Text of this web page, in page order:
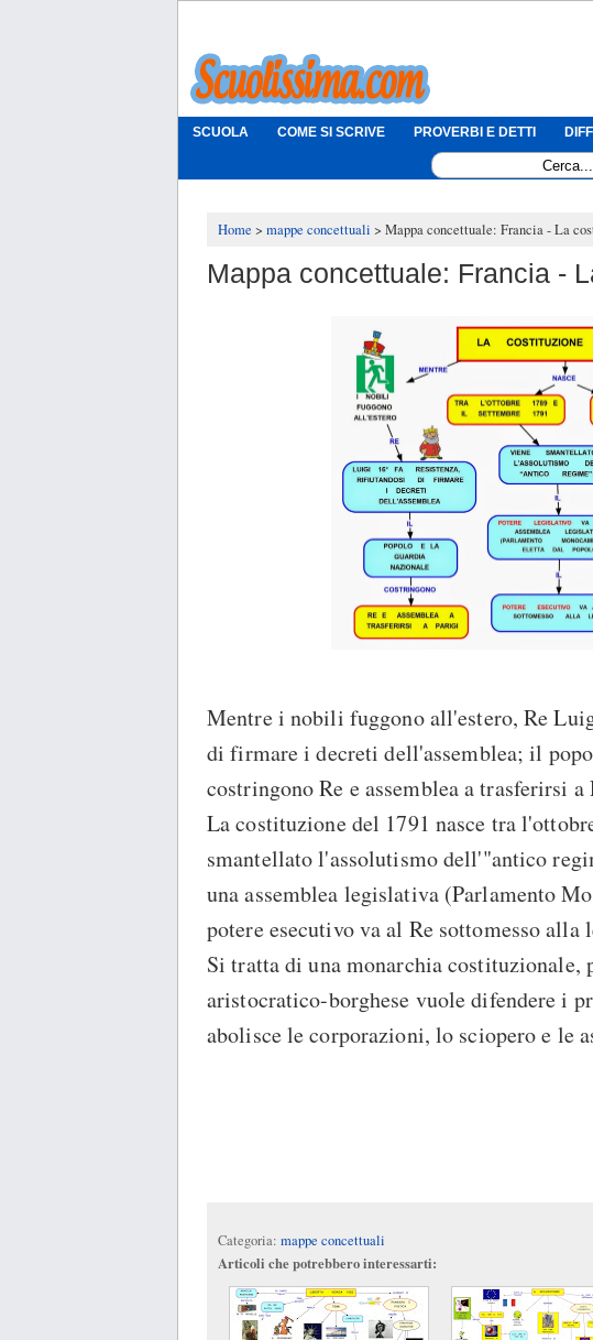
SCUOLA COME SI SCRIVE PROVERBI E DETTI
Home mappe concettuali Mappa concettuale: Francia - La
Mappa concettuale: Francia -
Mentre i nobili fuggono all'estero, Re
di firmare i decreti dell'assemblea; il
costringono Re e assemblea a trasferirsi a
La costituzione del 1791 nasce tra
smantellato l'assolutismo dell'"antico
una assemblea legislativa (Parlamento
potere esecutivo va al Re sottomesso alla
Si tratta di una monarchia costituzionale,
aristocratico-borghese vuole difendere i
abolisce le corporazioni, lo sciopero e le
Categoria: mappe concettuali
Articoli che potrebbero interessarti: